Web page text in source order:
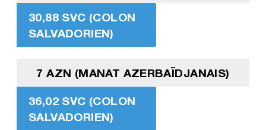
30,88 SVC (COLON
SALVADORIEN)
7 AZN (MANAT AZERBAÏDJANAIS)
36,02 SVC (COLON
SALVADORIEN)